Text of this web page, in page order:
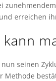
erreichen
seinen
Methode